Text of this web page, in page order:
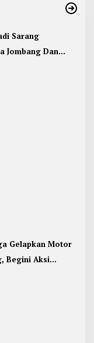
Sarang
Jombang Dan
Gelapkan Motor
Begini Aksi